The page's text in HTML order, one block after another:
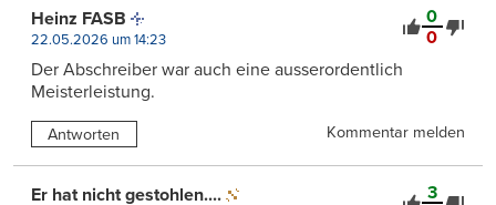
0
0
Heinz FASB
22.05.2026 um 14:23
Der Abschreiber war auch eine ausserordentlich
Meisterleistung.
Antworten Kommentar melden
3
Er hat nicht gestohlen....